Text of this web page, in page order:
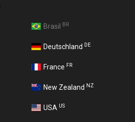
Brasil BR
Deutschland DE
France FR
New Zealand NZ
USA US